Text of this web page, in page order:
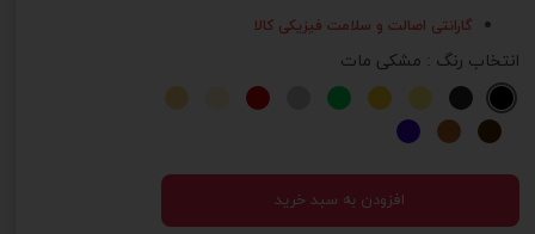
گارانتی اصالت و سلامت فیزیکی کالا
انتخاب رنگ : مشکی مات
افزودن به سبد خرید